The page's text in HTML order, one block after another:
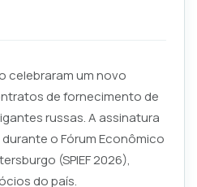
celebraram um novo
de fornecimento de
russas. A assinatura
o Fórum Econômico
(SPIEF 2026),
do país.